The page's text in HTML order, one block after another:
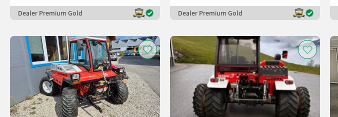
Dealer Premium Gold Dealer Premium Gold